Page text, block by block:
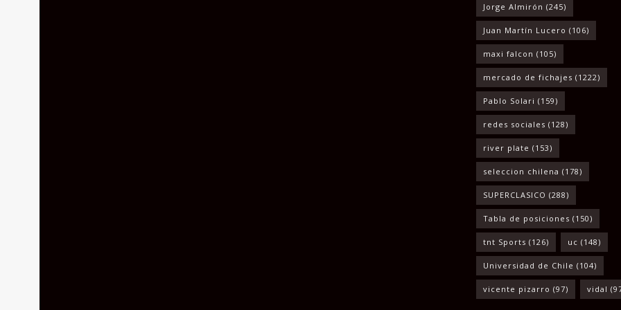
Jorge Almirón (245)
Juan Martín Lucero (106)
maxi falcon (105)
mercado de fichajes (1222)
Pablo Solari (159)
redes sociales (128)
river plate (153)
seleccion chilena (178)
SUPERCLASICO (288)
Tabla de posiciones (150)
tnt Sports (126) uc (148)
Universidad de Chile (104)
vicente pizarro (97) vidal